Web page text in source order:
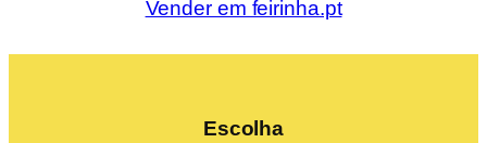
Vender em feirinha.pt
Escolha